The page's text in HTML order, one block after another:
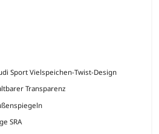
Sport Vielspeichen-Twist-Design
Transparenz
SRA